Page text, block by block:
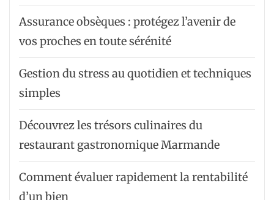
Assurance obsèques : protégez l’avenir de
vos proches en toute sérénité
Gestion du stress au quotidien et techniques
simples
Découvrez les trésors culinaires du
restaurant gastronomique Marmande
Comment évaluer rapidement la rentabilité
d’un bien